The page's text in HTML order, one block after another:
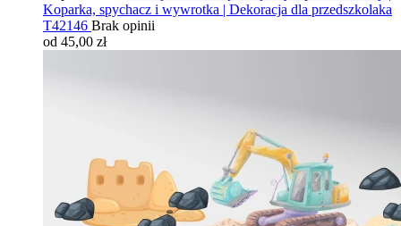
Koparka, spychacz i wywrotka | Dekoracja dla przedszkolaka
T42146 Brak opinii
od 45,00 zł